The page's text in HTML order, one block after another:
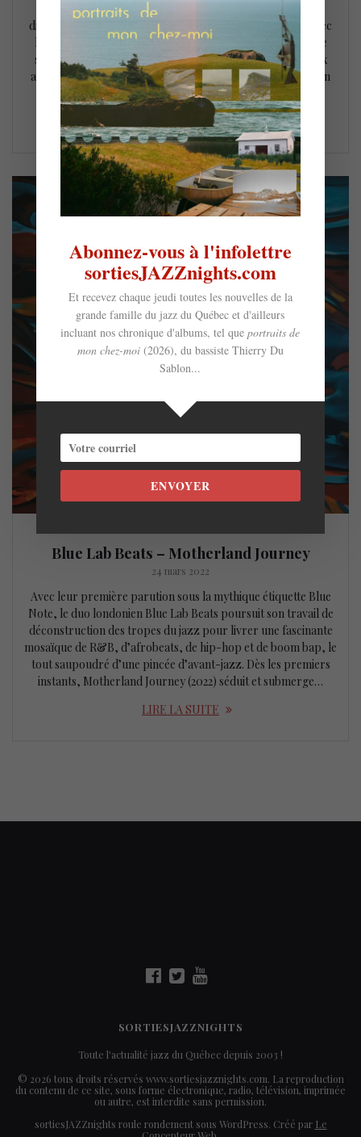
Le Festival International de Jazz de Montréal s’est achevé
dimanche dernier (9 juillet) sur une note des plus festive avec
la performance de Blue Lab Beats, célébrant au passage le
succès d’une édition synonyme de retrouvailles après deux
années de disette pandémique. Pour son premier concert en
sol montréalais, le duo britannique a transformé le…
LIRE LA SUITE
Blue Lab Beats – Motherland Journey
24 mars 2022
Avec leur première parution sous la mythique étiquette Blue
Note, le duo londonien Blue Lab Beats poursuit son travail de
déconstruction des tropes du jazz pour livrer une fascinante
mosaïque de R&B, d’afrobeats, de hip-hop et de boom bap, le
tout saupoudré d’une pincée d’avant-jazz. Dès les premiers
instants, Motherland Journey (2022) séduit et submerge…
LIRE LA SUITE
SORTIESJAZZNIGHTS
Toute l'actualité jazz du Québec depuis 2003 !
© 2026 tous droits réservés www.sortiesjazznights.com. La reproduction
du contenu de ce site, sous forme électronique, radio, télévision, imprimée
ou autre, est interdite sans permission.
sortiesJAZZnights roule rondement sous WordPress. Créé par Le
Abonnez-vous à l'infolettre
sortiesJAZZnights.com
Et recevez chaque jeudi toutes les nouvelles de la
grande famille du jazz du Québec et d'ailleurs
incluant nos chronique d'albums, tel queportraits de
mon chez-moi (2026), du bassiste Thierry Du
Sablon...
ENVOYER